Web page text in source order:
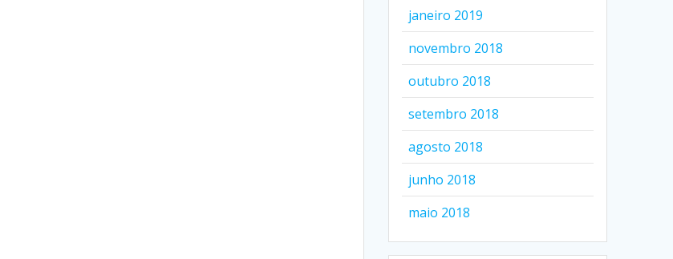
janeiro 2019
novembro 2018
outubro 2018
setembro 2018
agosto 2018
junho 2018
maio 2018